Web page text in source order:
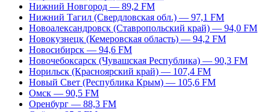
Нижний Новгород — 89,2 FM
Нижний Тагил (Свердловская обл.) — 97,1 FM
Новоалександровск (Ставропольский край) — 94,0 FM
Новокузнецк (Кемеровская область) — 94,2 FM
Новосибирск — 94,6 FM
Новочебоксарск (Чувашская Республика) — 90,3 FM
Норильск (Красноярский край) — 107,4 FM
Новый Свет (Республика Крым) — 105,6 FM
Омск — 90,5 FM
Оренбург — 88,3 FM